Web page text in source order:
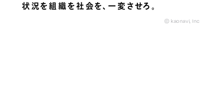
状況を組織を社会を、一変させろ。
© kaonavi, Inc